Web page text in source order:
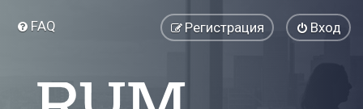
FAQ Вход
Регистрация